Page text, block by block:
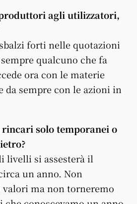
agli utilizzatori,
forti nelle quotazioni
qualcuno che fa
ora con le materie
da sempre con le azioni in
rincari solo temporanei o
livelli si assesterà il
un anno. Non
ma non torneremo